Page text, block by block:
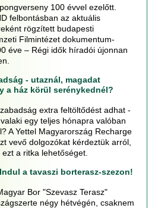
100 évvel ezelőtt.
felbontásban az aktuális
rögzített budapesti
Filmintézet dokumentum-
éve – Régi idők híradói újonnan
- utaznál, magadat
a ház körül serénykednél?
extra feltöltődést adhat -
egy teljes hónapra valóban
A Yettel Magyarország Recharge
vevő dolgozókat kérdeztük arról,
a ritka lehetőséget.
a tavaszi borterasz-szezon!
Bor "Szevasz Terasz"
négy hétvégén, csaknem